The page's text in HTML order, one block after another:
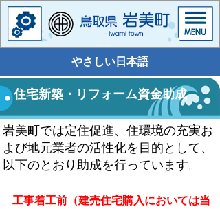
やさしい日本語
住宅新築・リフォーム資金助成
岩美町では定住促進、住環境の充実お
よび地元業者の活性化を目的として、
以下のとおり 助成を行っています。
工事着工前（建売住宅購入においては当